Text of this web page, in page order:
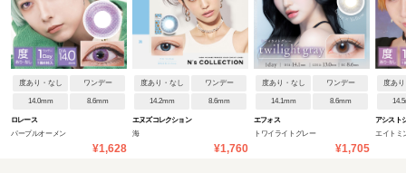
度あり・なし ワンデー
14.0mm 8.6mm
ロレース
パープルオーメン
¥1,628
度あり・なし ワンデー
14.2mm 8.6mm
エヌズコレクション
海
¥1,760
度あり・なし ワンデー
14.1mm 8.6mm
エフォス
トワイライトグレー
¥1,705
度あ
アシスト
エイトミ